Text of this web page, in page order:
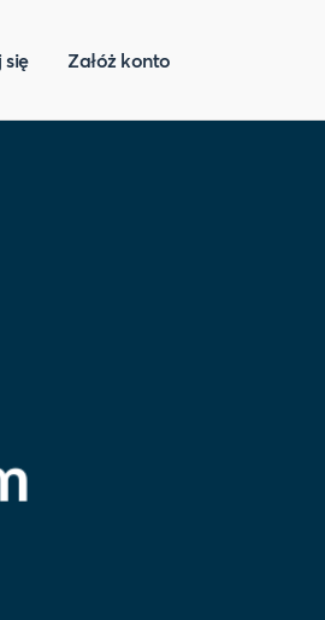
się Załóż konto